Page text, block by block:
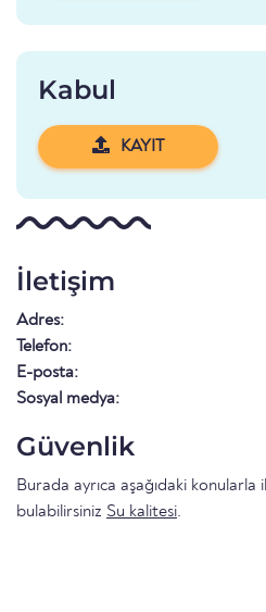
Kabul
KAYIT
İletişim
Adres:
Telefon:
E-posta:
Sosyal medya:
Güvenlik
Burada ayrıca aşağıdaki
bulabilirsiniz Su kalitesi.